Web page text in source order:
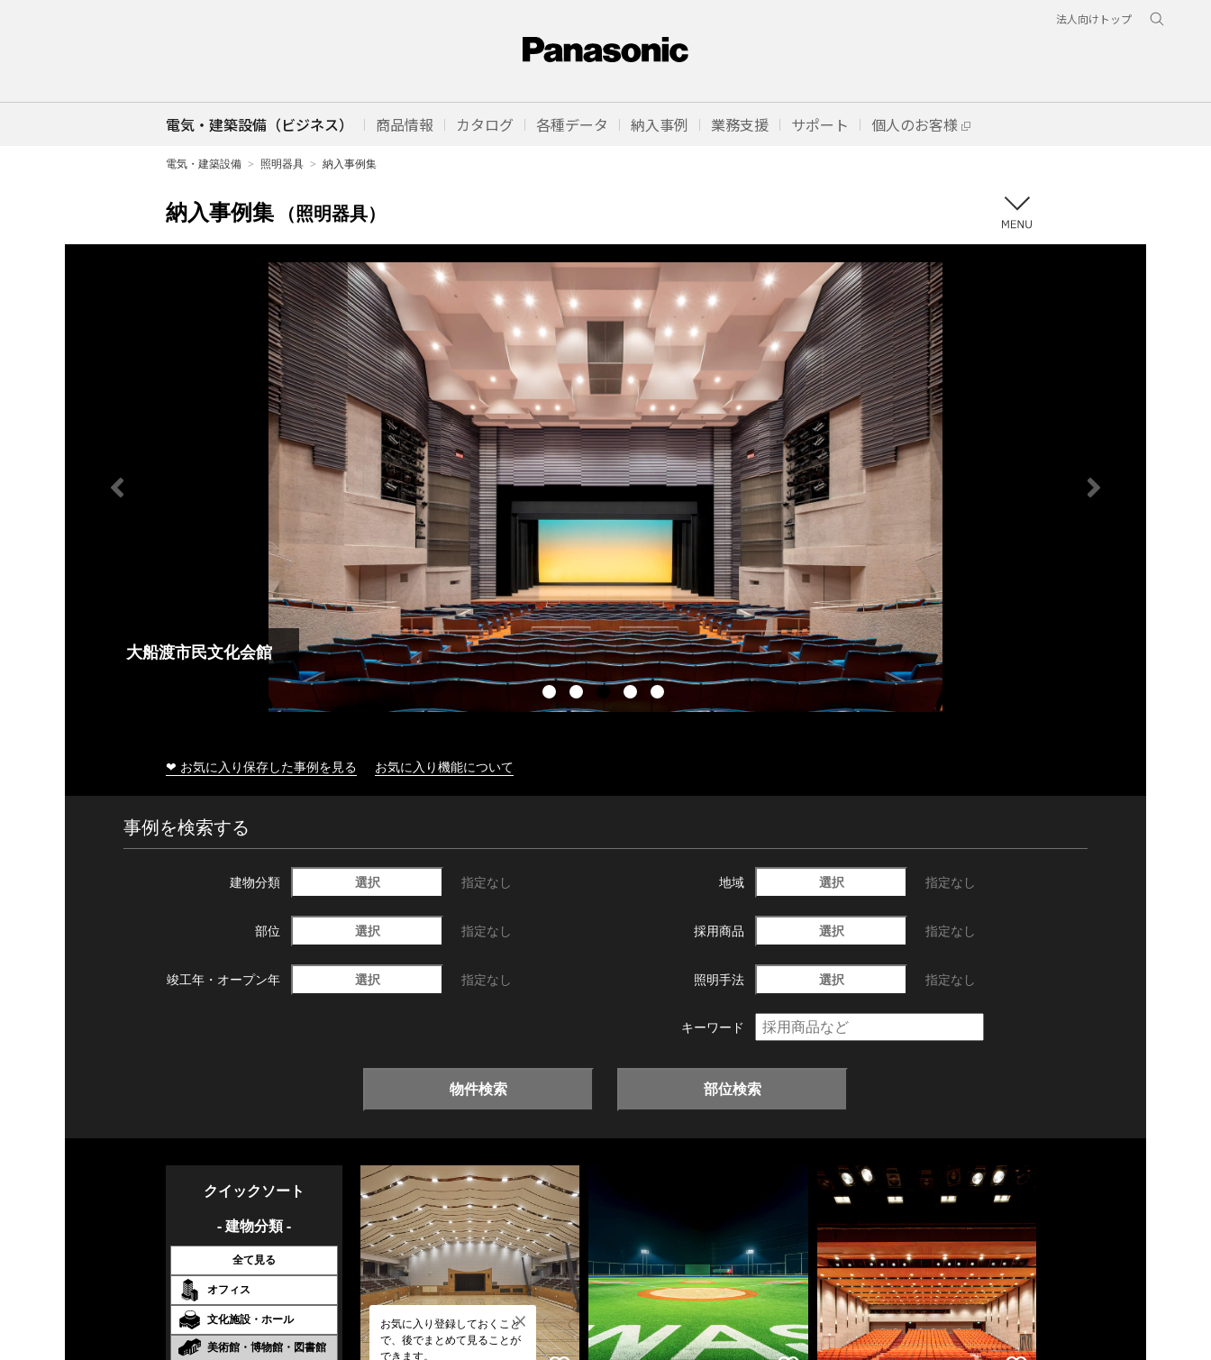
法人向けトップ
電気・建築設備（ビジネス） 商品情報 カタログ 各種データ 納入事例 業務支援 サポート 個人のお客様
電気・建築設備 照明器具 納入事例集
納入事例集 （照明器具）
大船渡市民文化会館
❤ お気に入り保存した事例を見る お気に入り機能について
事例を検索する
建物分類 選択 指定なし 地域 選択 指定なし
部位 選択 指定なし 採用商品 選択 指定なし
竣工年・ オープン年 選択 指定なし 照明手法 選択 指定なし
キーワード
物件検索 部位検索
クイックソート
- 建物分類 -
全て見る
オフィス
文化施設・ホール
美術館・博物館・図書館
お気に入り登録しておくこと
で、後でまとめて見ることが
できます。